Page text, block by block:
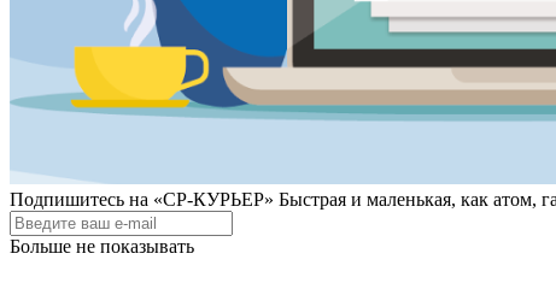
Подпишитесь на «СР-КУРЬЕР» Быстрая и маленькая, как атом,
Больше не показывать